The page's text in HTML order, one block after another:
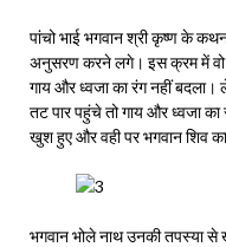
पांचो भाई भगवान श्री कृष्ण के
अनुसरण करने लगे। इस क्रम में
गाय और ध्वजा का रंग नहीं बदला।
तट पार पहुंचे तो गाय और ध्वजा
खुश हुए और वही पर भगवान शिव
भगवान भोले नाथ उनकी तपस्या